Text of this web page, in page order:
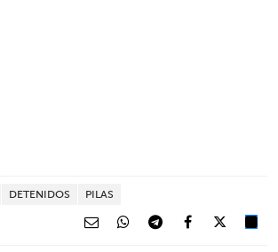
DETENIDOS PILAS